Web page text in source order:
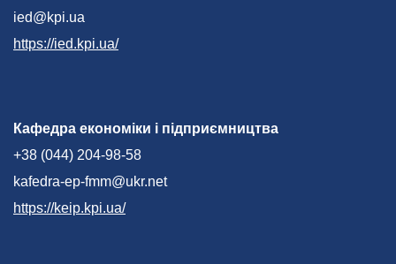
ied@kpi.ua
https://ied.kpi.ua/
Кафедра економіки і підприємництва
+38 (044) 204-98-58
kafedra-ep-fmm@ukr.net
https://keip.kpi.ua/